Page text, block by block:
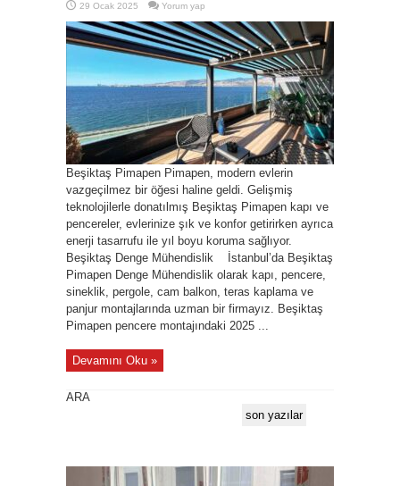
29 Ocak 2025 Yorum yap
Beşiktaş Pimapen Pimapen, modern evlerin
vazgeçilmez bir öğesi haline geldi. Gelişmiş
teknolojilerle donatılmış Beşiktaş Pimapen kapı ve
pencereler, evlerinize şık ve konfor getirirken ayrıca
enerji tasarrufu ile yıl boyu koruma sağlıyor.
Beşiktaş Denge Mühendislik İstanbul’da Beşiktaş
Pimapen Denge Mühendislik olarak kapı, pencere,
sineklik, pergole, cam balkon, teras kaplama ve
panjur montajlarında uzman bir firmayız. Beşiktaş
Pimapen pencere montajındaki 2025 ...
Devamını Oku »
ARA
son yazılar